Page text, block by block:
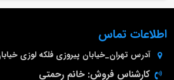
اطلاعات تماس
آدرس تهران_خیابان پیروزی فلکه لوزی
کارشناس فروش: خانم رحمتی